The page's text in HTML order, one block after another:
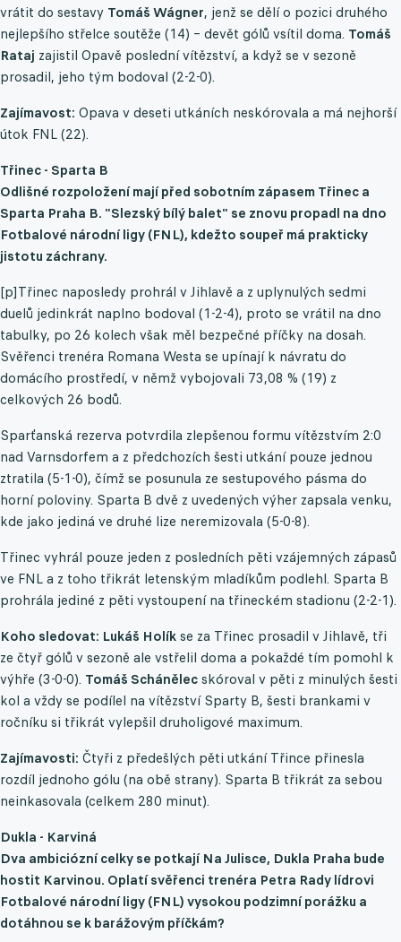
vrátit do sestavy Tomáš Wágner, jenž se dělí o pozici druhého
nejlepšího střelce soutěže (14) – devět gólů vsítil doma. Tomáš
Rataj zajistil Opavě poslední vítězství, a když se v sezoně
prosadil, jeho tým bodoval (2-2-0).
Zajímavost: Opava v deseti utkáních neskórovala a má nejhorší
útok FNL (22).
Třinec - Sparta B
Odlišné rozpoložení mají před sobotním zápasem Třinec a
Sparta Praha B. "Slezský bílý balet" se znovu propadl na dno
Fotbalové národní ligy (FNL), kdežto soupeř má prakticky
jistotu záchrany.
[p]Třinec naposledy prohrál v Jihlavě a z uplynulých sedmi
duelů jedinkrát naplno bodoval (1-2-4), proto se vrátil na dno
tabulky, po 26 kolech však měl bezpečné příčky na dosah.
Svěřenci trenéra Romana Westa se upínají k návratu do
domácího prostředí, v němž vybojovali 73,08 % (19) z
celkových 26 bodů.
Sparťanská rezerva potvrdila zlepšenou formu vítězstvím 2:0
nad Varnsdorfem a z předchozích šesti utkání pouze jednou
ztratila (5-1-0), čímž se posunula ze sestupového pásma do
horní poloviny. Sparta B dvě z uvedených výher zapsala venku,
kde jako jediná ve druhé lize neremizovala (5-0-8).
Třinec vyhrál pouze jeden z posledních pěti vzájemných zápasů
ve FNL a z toho třikrát letenským mladíkům podlehl. Sparta B
prohrála jediné z pěti vystoupení na třineckém stadionu (2-2-1).
Koho sledovat: Lukáš Holík se za Třinec prosadil v Jihlavě, tři
ze čtyř gólů v sezoně ale vstřelil doma a pokaždé tím pomohl k
výhře (3-0-0). Tomáš Schánělec skóroval v pěti z minulých šesti
kol a vždy se podílel na vítězství Sparty B, šesti brankami v
ročníku si třikrát vylepšil druholigové maximum.
Zajímavosti: Čtyři z předešlých pěti utkání Třince přinesla
rozdíl jednoho gólu (na obě strany). Sparta B třikrát za sebou
neinkasovala (celkem 280 minut).
Dukla - Karviná
Dva ambiciózní celky se potkají Na Julisce, Dukla Praha bude
hostit Karvinou. Oplatí svěřenci trenéra Petra Rady lídrovi
Fotbalové národní ligy (FNL) vysokou podzimní porážku a
dotáhnou se k barážovým příčkám?